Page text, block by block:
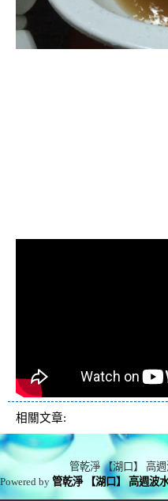
相關文章:
管乾淨 【湖口】 高
Powered by管乾淨 【湖口】 高週波